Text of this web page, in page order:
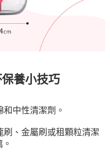
養小技巧
中性清潔劑。
刷、金屬刷或租顆粒清潔